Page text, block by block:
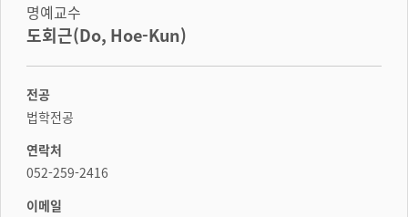
명예교수
도회근(Do, Hoe-Kun)
전공
법학전공
연락처
052-259-2416
이메일